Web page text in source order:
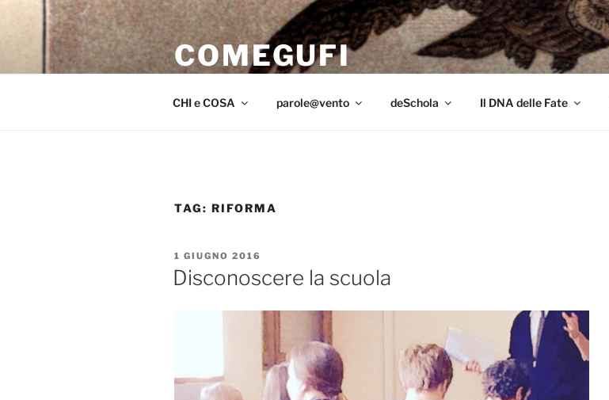
contenuto
COMEGUFI
CHI e COSA parole@vento deSchola Il DNA delle Fate
TAG: RIFORMA
PUBBLICATO
IL
1 GIUGNO 2016
Disconoscere la scuola